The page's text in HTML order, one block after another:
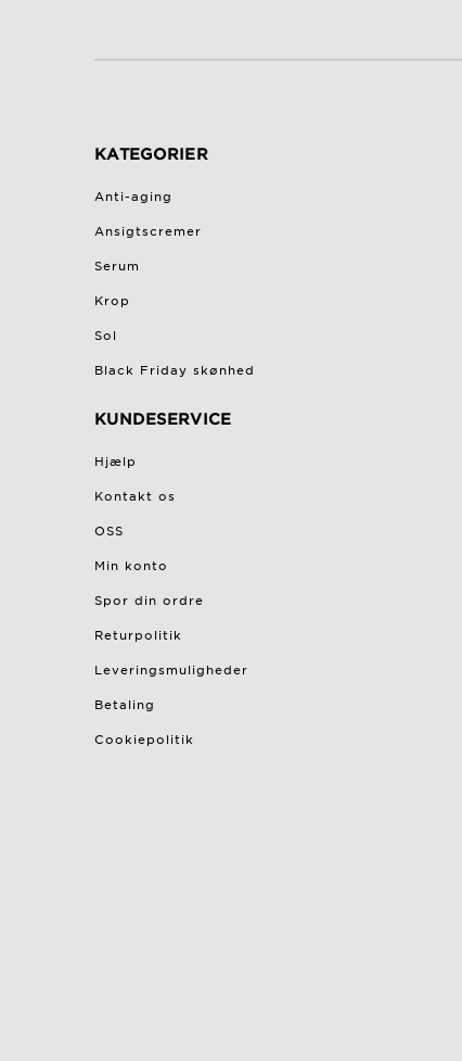
KATEGORIER
Anti-aging
Ansigtscremer
Serum
Krop
Sol
Black Friday skønhed
KUNDESERVICE
Hjælp
Kontakt os
OSS
Min konto
Spor din ordre
Returpolitik
Leveringsmuligheder
Betaling
Cookiepolitik